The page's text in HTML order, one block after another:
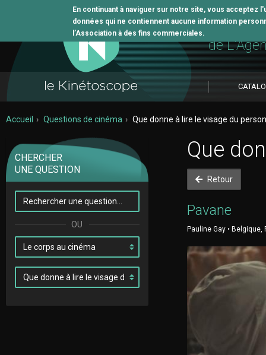
En continuant à naviguer sur notre site, vous
données qui ne contiennent aucune information
l’Association à des fins commerciales. L'outil
de
Accueil Questions de cinéma Que donne à lire le visage du
CHERCHER
UNE QUESTION
Que
Retour
Pavane
Pauline Gay •